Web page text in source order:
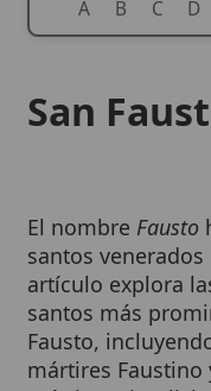
artículo explora las
santos más
Fausto, incluyendo
mártires Faustino y
mártires
Roma, y los